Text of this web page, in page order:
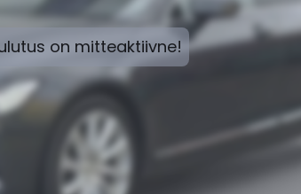
on mitteaktiivne!